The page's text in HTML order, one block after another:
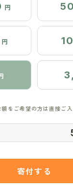
円
円
額をご希望の方は直接ご
寄付する